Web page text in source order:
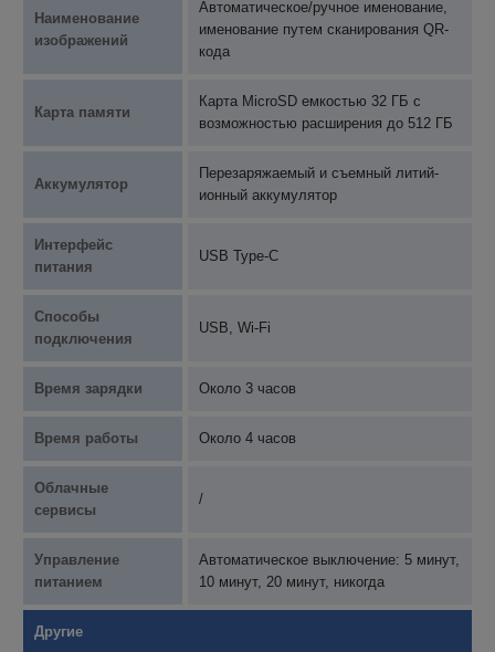
Наименование
изображений
Автоматическое/ручное именование,
именование путем сканирования QR-
кода
Карта памяти
Карта MicroSD емкостью 32 ГБ с
возможностью расширения до 512 ГБ
Аккумулятор
Перезаряжаемый и съемный литий-
ионный аккумулятор
Интерфейс
питания
USB Type-C
Способы
подключения
USB, Wi-Fi
Время зарядки Около 3 часов
Время работы Около 4 часов
Облачные
сервисы
/
Управление
питанием
Автоматическое выключение: 5 минут,
10 минут, 20 минут, никогда
Другие